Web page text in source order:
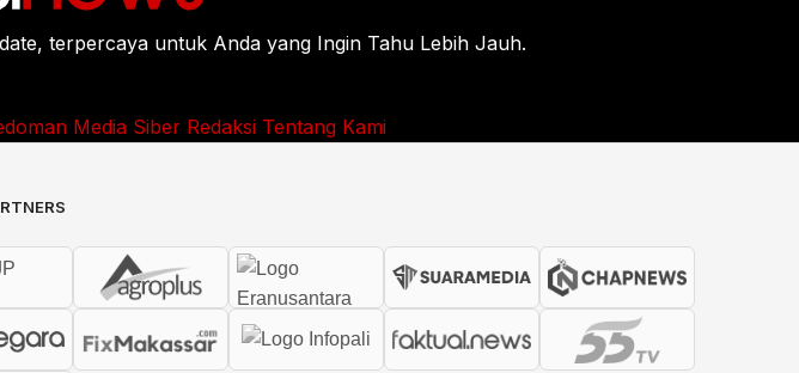
terpercaya untuk Anda yang Ingin Tahu Lebih Jauh.
Media Siber Redaksi Tentang Kami